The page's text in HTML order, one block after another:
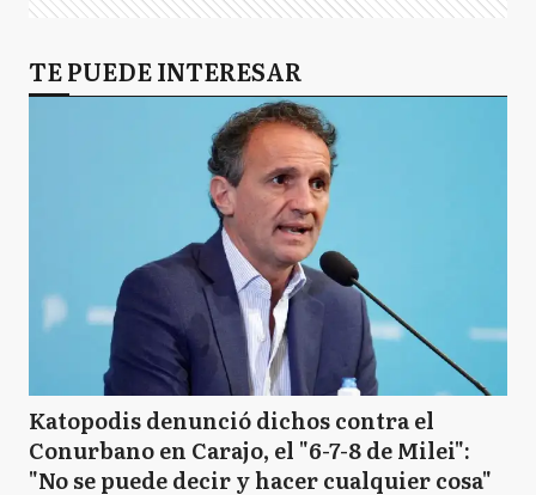
TE PUEDE INTERESAR
Katopodis denunció dichos contra el
Conurbano en Carajo, el "6-7-8 de Milei":
"No se puede decir y hacer cualquier cosa"